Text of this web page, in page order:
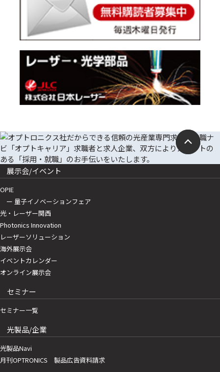
展示会/イベント
OPIE
ー 量子イノベーションフェア
光・レーザー関西
Photonics Innovation
レーザーソリューション
海外展示会
イベントカレンダー
オンライン展示会
セミナー
セミナー一覧
光製品/企業
光製品Navi
月刊OPTRONICS 製品広告資料請求